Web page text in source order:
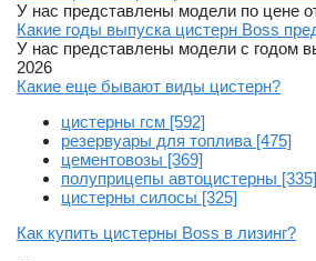
У нас представлены модели по цене
Какие годы выпуска цистерн Boss
У нас представлены модели с годом
2026
Какие еще бывают виды цистерн?
цистерны гсм [592]
резервуары для топлива [475]
цементовозы [369]
полуприцепы автоцистерны [335]
цистерны силосы [325]
Как купить цистерны Boss в лизинг?